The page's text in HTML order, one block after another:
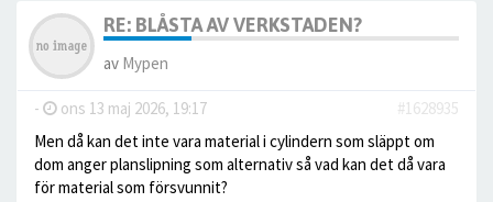
RE: BLÅSTA AV VERKSTADEN?
av Mypen
- ons 13 maj 2026, 19:17
#1628935
Men då kan det inte vara material i cylindern som släppt om
dom anger planslipning som alternativ så vad kan det då vara
för material som försvunnit?